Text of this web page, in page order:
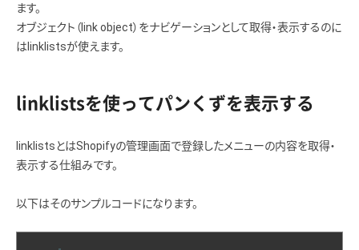
ます。
オブジェクト（link object）をナビゲーションとして取得・表示するのに
はlinklistsが使えます。
linklistsを使ってパンくずを表示する
linklistsとはShopifyの管理画面で登録したメニューの内容を取得・
表示する仕組みです。
以下はそのサンプルコードになります。